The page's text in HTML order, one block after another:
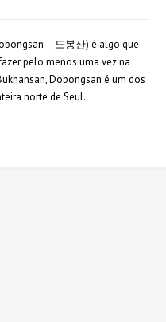
– 도봉산) é algo que
pelo menos uma vez na
Dobongsan é um dos
norte de Seul.